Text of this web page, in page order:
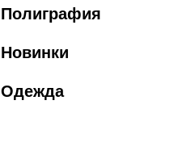
Полиграфия
Новинки
Одежда